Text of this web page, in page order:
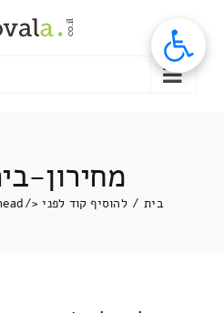
מחירון-
בית / להוסיף קוד לפני </head> תג.